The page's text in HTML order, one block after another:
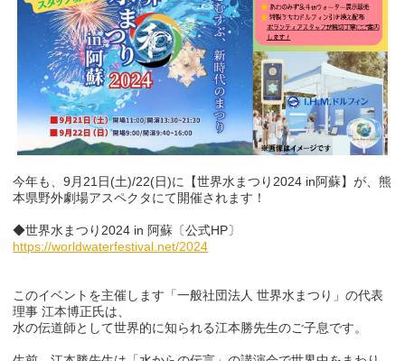
今年も、9月21日(土)/22(日)に【世界水まつり2024 in阿蘇】が、熊
本県野外劇場アスペクタにて開催されます！
◆世界水まつり2024 in 阿蘇〔公式HP〕
https://worldwaterfestival.net/2024
このイベントを主催します「一般社団法人 世界水まつり」の代表
理事 江本博正氏は、
水の伝道師として世界的に知られる江本勝先生のご子息です。